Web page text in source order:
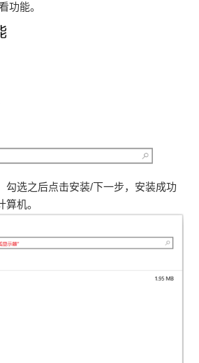
功能。
勾选之后点击安装/下一步，安装成功
机。